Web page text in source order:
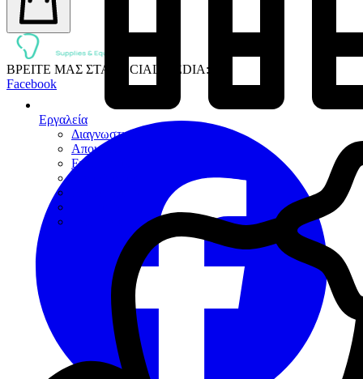
Εργαλεία
Διαγνωστικά
Αποκαταστάσεων
Ενδοδοντίας
ΒΡΕΙΤΕ ΜΑΣ ΣΤΑ SOCIAL MEDIA:
Facebook